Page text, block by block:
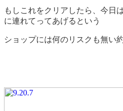
もしこれをクリアしたら、今日
に連れてってあげるという
ショップには何のリスクも無い